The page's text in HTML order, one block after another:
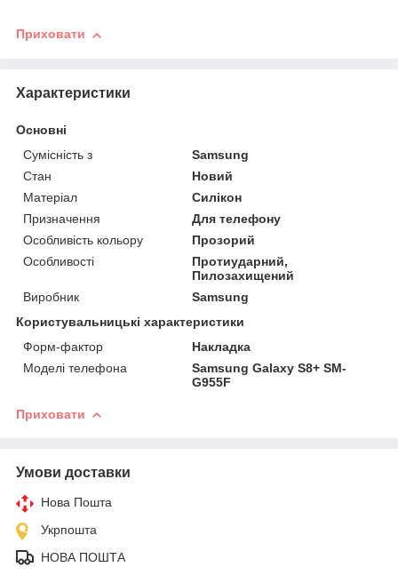
Приховати
Характеристики
Основні
Сумісність з
Samsung
Стан
Новий
Матеріал
Силікон
Призначення
Для телефону
Особливість кольору
Прозорий
Особливості
Протиударний,
Пилозахищений
Виробник
Samsung
Користувальницькі характеристики
Форм-фактор
Накладка
Моделі телефона
Samsung Galaxy S8+ SM-
G955F
Приховати
Умови доставки
Нова Пошта
Укрпошта
НОВА ПОШТА